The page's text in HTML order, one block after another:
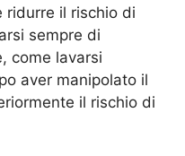
ridurre il rischio di
sempre di
come lavarsi
aver manipolato il
il rischio di